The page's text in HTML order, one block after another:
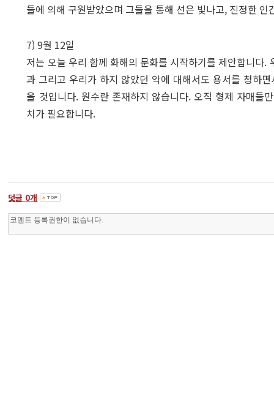
들에 의해 구원받았으며 그들을 통해 선은 빛나고, 진정한
7) 9월 12일
저는 오늘 우리 함께 화해의 문화를 시작하기를 제안합니다.
과 그리고 우리가 하지 않았던 악에 대해서도 용서를 청하
올 것입니다. 원수란 존재하지 않습니다. 오직 형제 자매들
치가 필요합니다.
덧글 0개